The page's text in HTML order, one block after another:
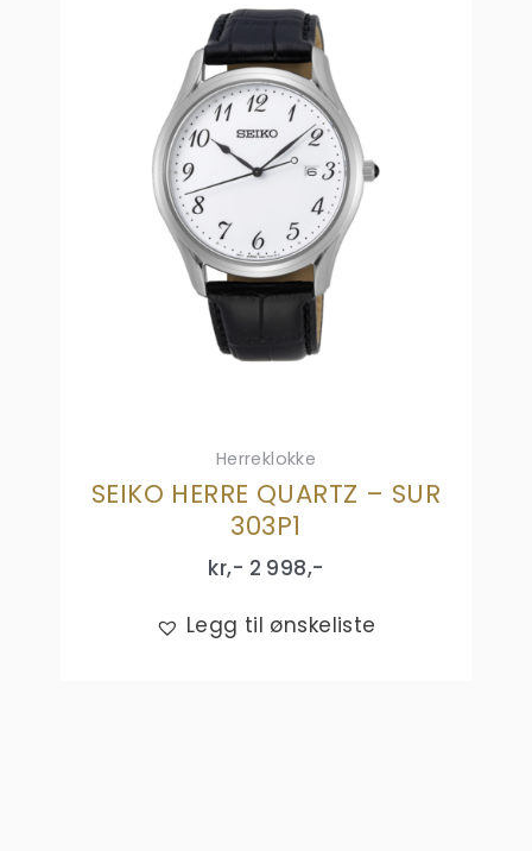
Herreklokke
SEIKO HERRE QUARTZ – SUR
303P1
kr,- 2 998,-
Legg til ønskeliste